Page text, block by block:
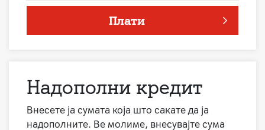
Плати
Надополни кредит
Внесете ја сумата која што сакате да ја
надополните. Ве молиме, внесувајте сума